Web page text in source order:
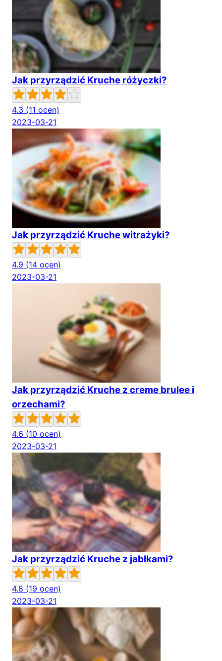
Jak przyrządzić Kruche różyczki?
4.3 (11 ocen)
2023-03-21
Jak przyrządzić Kruche witrażyki?
4.9 (14 ocen)
2023-03-21
Jak przyrządzić Kruche z creme brulee i
orzechami?
4.6 (10 ocen)
2023-03-21
Jak przyrządzić Kruche z jabłkami?
4.8 (19 ocen)
2023-03-21